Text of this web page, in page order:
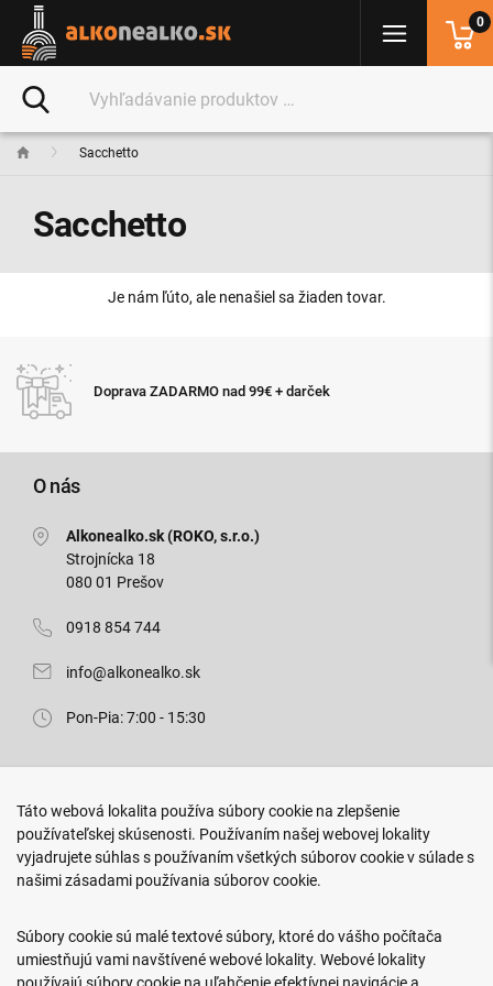
Sacchetto
Sacchetto
Je nám ľúto, ale nenašiel sa žiaden tovar.
ZADARMO nad 99€ + darček
O nás
Alkonealko.sk (ROKO, s.r.o.)
Strojnícka 18
080 01 Prešov
0918 854 744
info@alkonealko.sk
Pon-Pia: 7:00 - 15:30
Arm. gen. Svobodu 23/A
080 01 Prešov
0917 466 578
sekcovpredajna@doroka.sk
Pon-Ned: 9:00 - 20:00
0
Táto webová lokalita používa súbory cookie na zlepšenie
používateľskej skúsenosti. Používaním našej webovej lokality
vyjadrujete súhlas s používaním všetkých súborov cookie v súlade s
našimi zásadami používania súborov cookie.
Súbory cookie sú malé textové súbory, ktoré do vášho počítača
umiestňujú vami navštívené webové lokality. Webové lokality
používajú súbory cookie na uľahčenie efektívnej navigácie a